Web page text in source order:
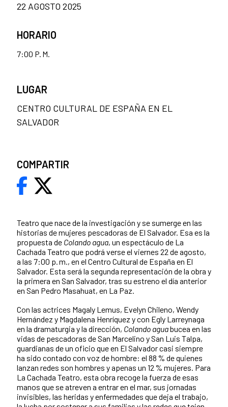
Teatro que nace de la investigación y se sumerge en las
historias de mujeres pescadoras de El Salvador. Esa es la
propuesta de Colando agua, un espectáculo de La
Cachada Teatro que podrá verse el viernes 22 de agosto,
a las 7:00 p. m., en el Centro Cultural de España en El
Salvador. Esta será la segunda representación de la obra y
la primera en San Salvador, tras su estreno el día anterior
en San Pedro Masahuat, en La Paz.
Con las actrices Magaly Lemus, Evelyn Chileno, Wendy
Hernández y Magdalena Henríquez y con Egly Larreynaga
en la dramaturgia y la dirección, Colando aguabucea en las
vidas de pescadoras de San Marcelino y San Luis Talpa,
guardianas de un oficio que en El Salvador casi siempre
ha sido contado con voz de hombre: el 88 % de quienes
lanzan redes son hombres y apenas un 12 % mujeres. Para
La Cachada Teatro, esta obra recoge la fuerza de esas
manos que se atreven a entrar en el mar, sus jornadas
invisibles, las heridas y enfermedades que deja el trabajo,
22 AGOSTO 2025
HORARIO
7:00 P. M.
LUGAR
CENTRO CULTURAL DE ESPAÑA EN EL
SALVADOR
COMPARTIR